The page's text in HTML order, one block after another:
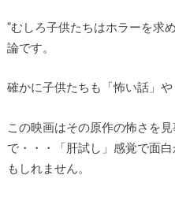
”むしろ子供たちはホラーを求
論です。
確かに子供たちも「怖い話」
この映画はその原作の怖さを
で・・・「肝試し」感覚で面
もしれません。